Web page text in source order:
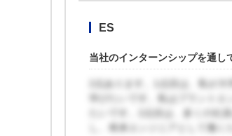
ES
当社のインターンシップを通し
2点あります。1点目は、私が
学びたいです。私はプラント
たいです。2点目は、多くの社
し、将来エンジニアとして働